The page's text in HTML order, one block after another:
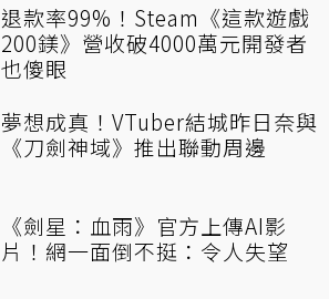
退款率99%！Steam《這款遊戲
200鎂》營收破4000萬元開發者
也傻眼
夢想成真！VTuber結城昨日奈與
《刀劍神域》推出聯動周邊
《劍星：血雨》官方上傳AI影
片！網一面倒不挺：令人失望